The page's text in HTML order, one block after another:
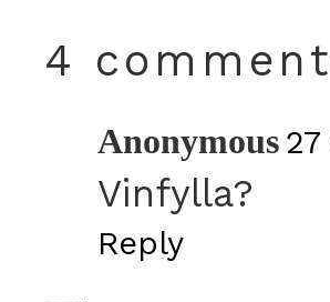
4
Anonymous
Vinfylla?
Reply